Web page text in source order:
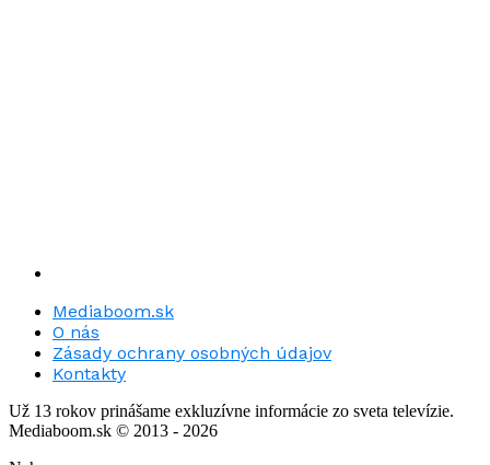
Mediaboom.sk
O nás
Zásady ochrany osobných údajov
Kontakty
Už 13 rokov prinášame exkluzívne informácie zo sveta televízie.
Mediaboom.sk © 2013 - 2026